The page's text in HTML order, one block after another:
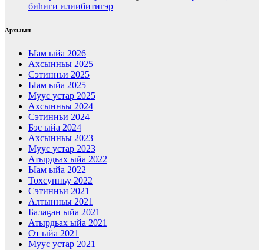
биһиги илиибитигэр
Архыып
Ыам ыйа 2026
Ахсынньы 2025
Сэтинньи 2025
Ыам ыйа 2025
Муус устар 2025
Ахсынньы 2024
Сэтинньи 2024
Бэс ыйа 2024
Ахсынньы 2023
Муус устар 2023
Атырдьах ыйа 2022
Ыам ыйа 2022
Тохсунньу 2022
Сэтинньи 2021
Алтынньы 2021
Балаҕан ыйа 2021
Атырдьах ыйа 2021
От ыйа 2021
Муус устар 2021